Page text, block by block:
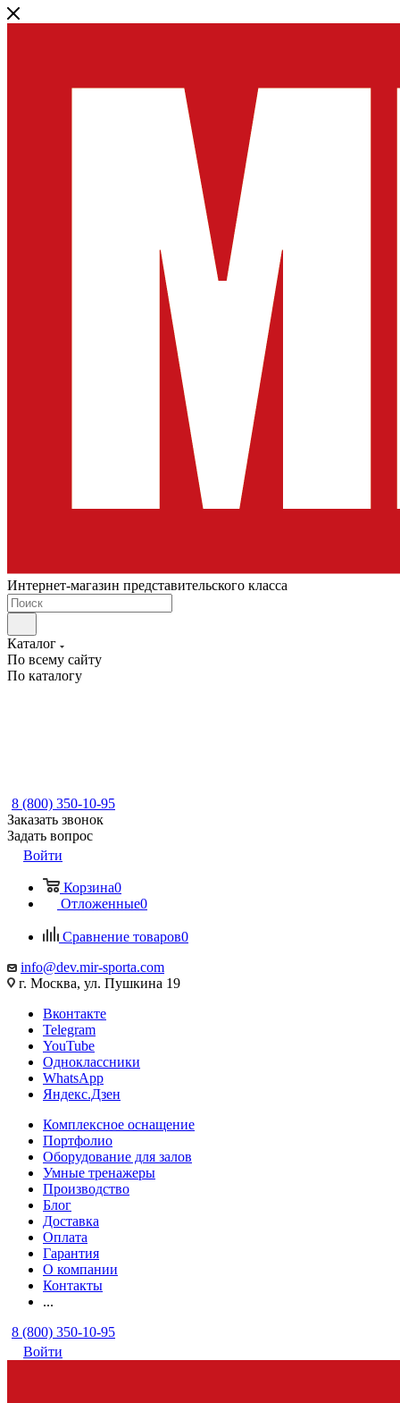
Интернет-магазин представительского класса
Каталог
По всему сайту
По каталогу
8 (800) 350-10-95
Заказать звонок
Задать вопрос
Войти
Корзина0
Отложенные0
Сравнение товаров0
info@dev.mir-sporta.com
г. Москва, ул. Пушкина 19
Вконтакте
Telegram
YouTube
Одноклассники
WhatsApp
Яндекс.Дзен
Комплексное оснащение
Портфолио
Оборудование для залов
Умные тренажеры
Производство
Блог
Доставка
Оплата
Гарантия
О компании
Контакты
...
8 (800) 350-10-95
Войти